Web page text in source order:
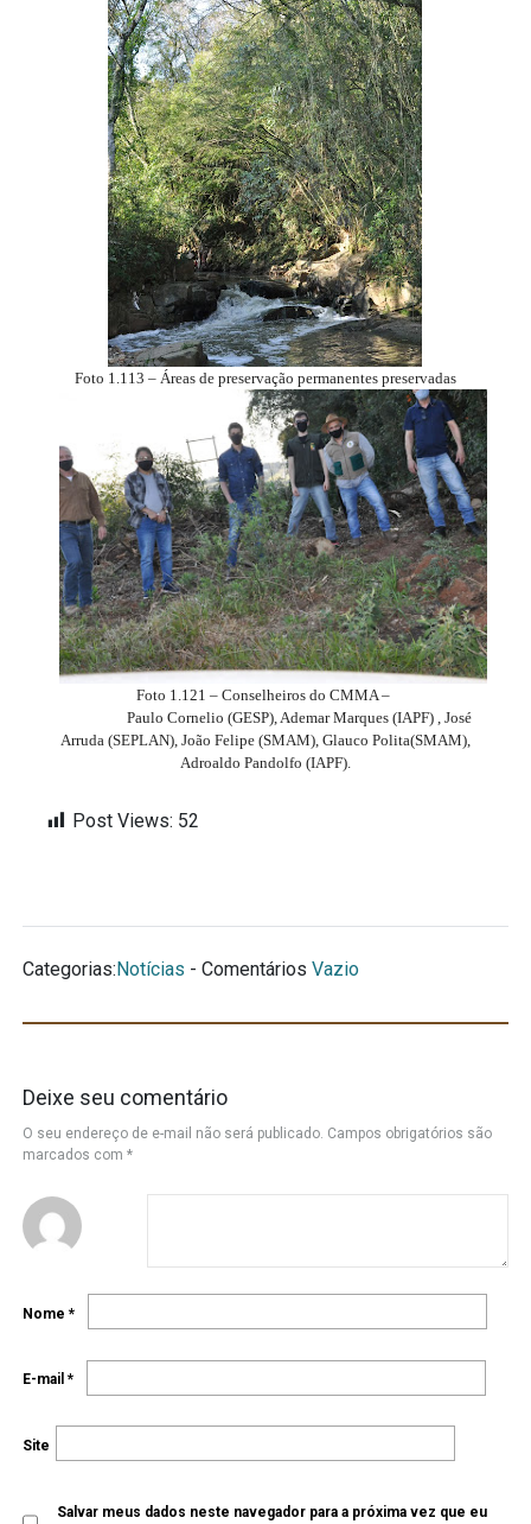
Foto 1.113 – Áreas de preservação permanentes preservadas
Foto 1.121 – Conselheiros do CMMA –
Paulo Cornelio (GESP), Ademar Marques (IAPF) , José
Arruda (SEPLAN), João Felipe (SMAM), Glauco Polita(SMAM),
Adroaldo Pandolfo (IAPF).
Post Views: 52
Categorias: Notícias - Comentários Vazio
Deixe seu comentário
O seu endereço de e-mail não será publicado. Campos obrigatórios são
marcados com *
Nome *
E-mail *
Site
Salvar meus dados neste navegador para a próxima vez que eu